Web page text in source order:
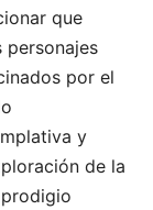
que
personajes
por el
y
de la